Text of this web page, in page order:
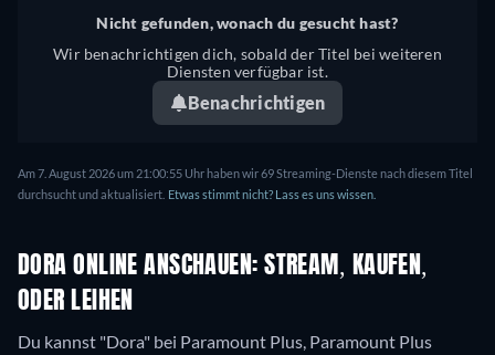
Nicht gefunden, wonach du gesucht hast?
Wir benachrichtigen dich, sobald der Titel bei weiteren
Diensten verfügbar ist.
Benachrichtigen
Am 7. August 2026 um 21:00:55 Uhr haben wir 69 Streaming-Dienste nach diesem Titel
durchsucht und aktualisiert. Etwas stimmt nicht? Lass es uns wissen.
DORA ONLINE ANSCHAUEN: STREAM, KAUFEN,
ODER LEIHEN
Du kannst "Dora" bei Paramount Plus, Paramount Plus